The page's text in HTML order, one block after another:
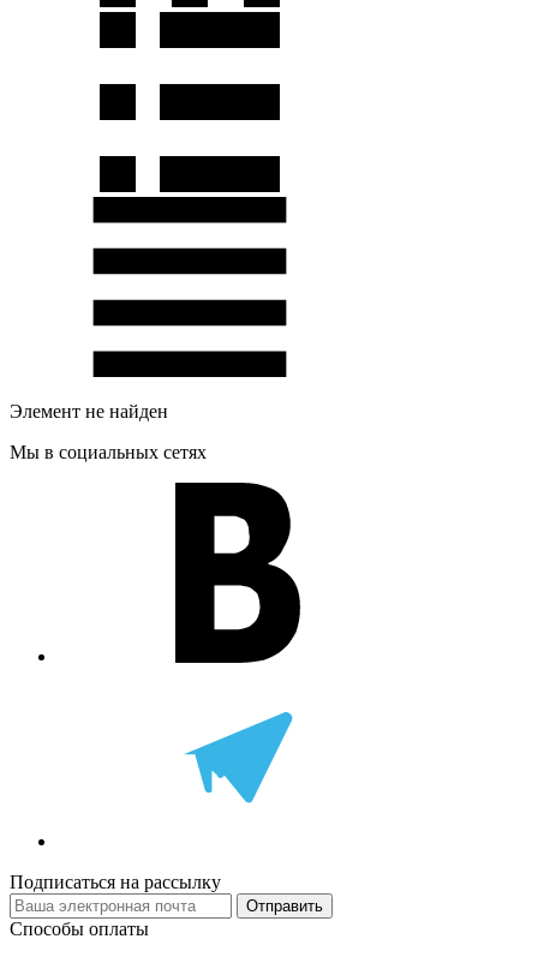
Элемент не найден
Мы в социальных сетях
Подписаться на рассылку
Отправить
Способы оплаты